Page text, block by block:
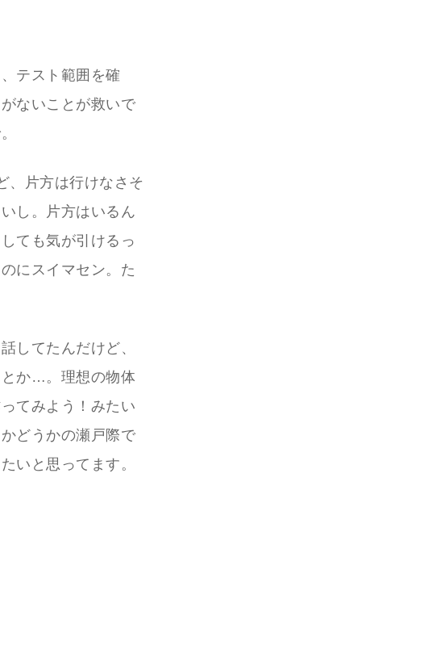
テスト範囲を確
ないことが救いで
、片方は行けなさそ
し。片方はいるん
ても気が引けるっ
にスイマセン。た
してたんだけど、
とか…。理想の物体
てみよう！みたい
どうかの瀬戸際で
いと思ってます。